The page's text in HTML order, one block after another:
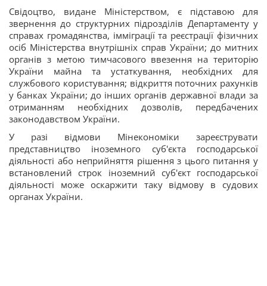
Свідоцтво, видане Міністерством, є підставою для
звернення до структурних підрозділів Департаменту у
справах громадянства, імміграції та реєстрації фізичних
осіб Міністерства внутрішніх справ України; до митних
органів з метою тимчасового ввезення на територію
України майна та устаткування, необхідних для
службового користування; відкриття поточних рахунків
у банках України; до інших органів державної влади за
отриманням необхідних дозволів, передбачених
законодавством України.
У разі відмови Мінекономіки зареєструвати
представництво іноземного суб'єкта господарської
діяльності або неприйняття рішення з цього питання у
встановлений строк іноземний суб'єкт господарської
діяльності може оскаржити таку відмову в судових
органах України.